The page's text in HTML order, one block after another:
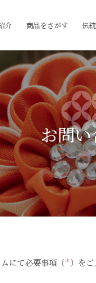
介 商品をさがす 伝
お問
にて必要事項（＊ ）を